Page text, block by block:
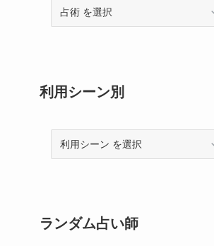
術
利用シーン別
ランダム占い師